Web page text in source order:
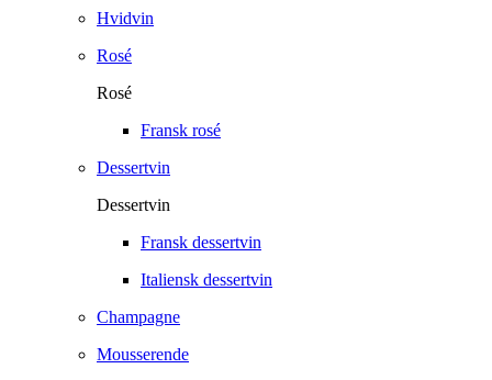
Hvidvin
Rosé
Rosé
Fransk rosé
Dessertvin
Dessertvin
Fransk dessertvin
Italiensk dessertvin
Champagne
Mousserende